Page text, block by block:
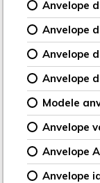
Anvelope
Anvelope
Anvelope
Anvelope
Modele
Anvelope
Anvelope
Anvelope